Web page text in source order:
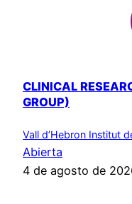
CLINICAL
GROUP)
Vall d’Hebron Institut
Abierta
4 de agosto de